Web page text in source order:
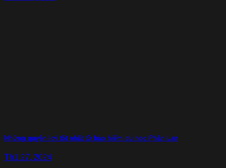
Những quyền lợi tốt nhất từ bảo hiểm du học Phần Lan
Th1 27, 2024